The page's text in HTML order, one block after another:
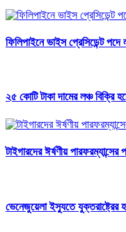
ফিলিপাইনে ভাইস প্রেসিডেন্ট পদে
২৫ কোটি টাকা দামের লঞ্চ বিক্রি
টাইগারদের ঈর্ষণীয়
ভেনেজুয়েলা ইস্যুতে যুক্তরাষ্ট্রের